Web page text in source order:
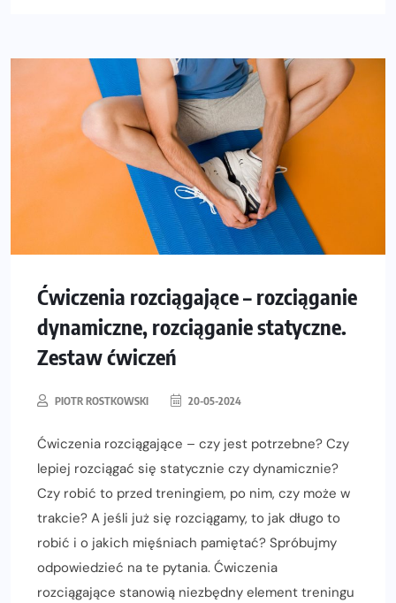
Ćwiczenia rozciągające – rozciąganie
dynamiczne, rozciąganie statyczne.
Zestaw ćwiczeń
PIOTR ROSTKOWSKI 20-05-2024
Ćwiczenia rozciągające – czy jest potrzebne? Czy
lepiej rozciągać się statycznie czy dynamicznie?
Czy robić to przed treningiem, po nim, czy może w
trakcie? A jeśli już się rozciągamy, to jak długo to
robić i o jakich mięśniach pamiętać? Spróbujmy
odpowiedzieć na te pytania. Ćwiczenia
rozciągające stanowią niezbędny element treningu